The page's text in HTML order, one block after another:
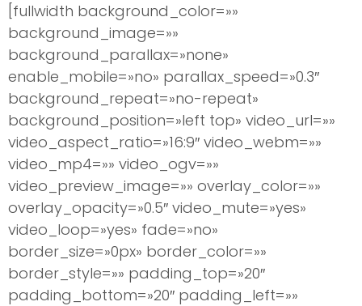
[fullwidth background_color=»»
background_image=»»
background_parallax=»none»
enable_mobile=»no» parallax_speed=»0.3″
background_repeat=»no-repeat»
background_position=»left top» video_url=»»
video_aspect_ratio=»16:9″ video_webm=»»
video_mp4=»» video_ogv=»»
video_preview_image=»» overlay_color=»»
overlay_opacity=»0.5″ video_mute=»yes»
video_loop=»yes» fade=»no»
border_size=»0px» border_color=»»
border_style=»» padding_top=»20″
padding_bottom=»20″ padding_left=»»